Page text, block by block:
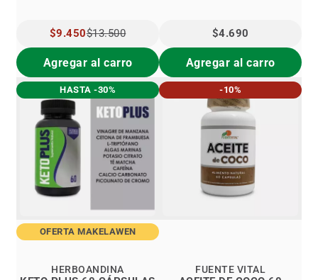
PRECIO
ESPECIAL
$9.450$13.500
Agregar al carro
$4.690
Agregar al carro
HASTA -30%
OFERTA MAKELAWEN
HERBOANDINA
-10%
FUENTE VITAL